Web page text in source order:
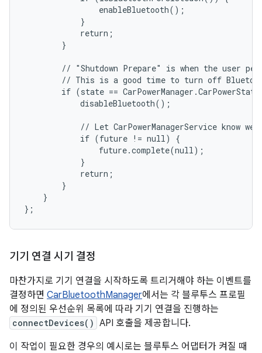
                enableBluetooth();
            }
            return;
        }
// "Shutdown Prepare" is when the user
// This is a good time to turn off
if (state ==
            disableBluetooth();
// Let CarPowerManagerService know
            if (future != null) {
                future.complete(null);
            }
            return;
        }
    }
};
기기 연결 시기 결정
마찬가지로 기기 연결을 시작하도록 트리거해야 하는 이벤트를
결정하면 CarBluetoothManager에서는 각 블루투스 프로필
에 정의된 우선순위 목록에 따라 기기 연결을 진행하는
connectDevices() API 호출을 제공합니다.
이 작업이 필요한 경우의 예시로는 블루투스 어댑터가 켜질 때